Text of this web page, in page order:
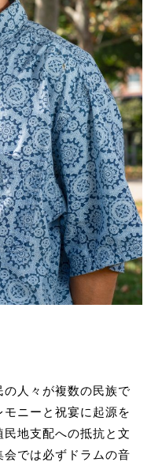
人々が複数の民族で
ニーと祝宴に起源を
地支配への抵抗と文
では必ずドラムの音